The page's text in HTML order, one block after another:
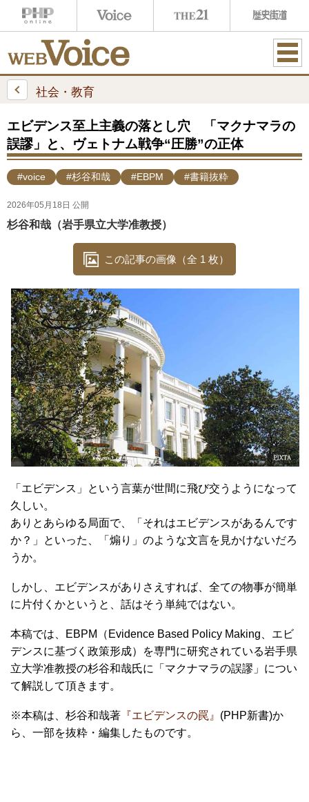
ME
社会・教育
エビデンス至上主義の落とし穴 「マクナマラの
誤謬」と、ヴェトナム戦争“圧勝”の正体
#voice #杉谷和哉 #EBPM #書籍抜粋
2026年05月18日 公開
杉谷和哉（岩手県立大学准教授）
この記事の画像（全 1 枚）
「エビデンス」という言葉が世間に飛び交うようになって
久しい。
ありとあらゆる局面で、「それはエビデンスがあるんです
か？」といった、「煽り」のような文言を見かけないだろ
うか。
しかし、エビデンスがありさえすれば、全ての物事が簡単
に片付くかというと、話はそう単純ではない。
本稿では、EBPM（Evidence Based Policy Making、エビ
デンスに基づく政策形成）を専門に研究されている岩手県
立大学准教授の杉谷和哉氏に「マクナマラの誤謬」につい
て解説して頂きます。
※本稿は、杉谷和哉著 『エビデンスの罠』 (PHP新書)か
ら、一部を抜粋・編集したものです。